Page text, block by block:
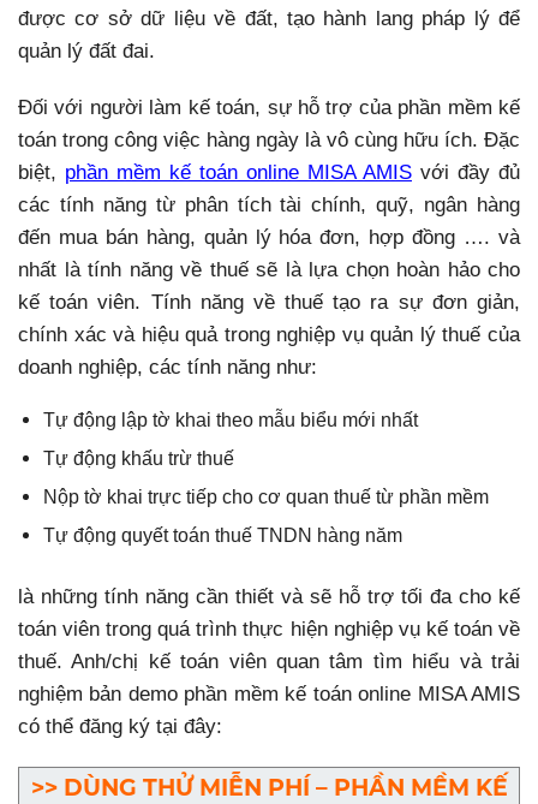
được cơ sở dữ liệu về đất, tạo hành lang pháp lý để
quản lý đất đai.
Đối với người làm kế toán, sự hỗ trợ của phần mềm kế
toán trong công việc hàng ngày là vô cùng hữu ích. Đặc
biệt, phần mềm kế toán online MISA AMIS với đầy đủ
các tính năng từ phân tích tài chính, quỹ, ngân hàng
đến mua bán hàng, quản lý hóa đơn, hợp đồng …. và
nhất là tính năng về thuế sẽ là lựa chọn hoàn hảo cho
kế toán viên. Tính năng về thuế tạo ra sự đơn giản,
chính xác và hiệu quả trong nghiệp vụ quản lý thuế của
doanh nghiệp, các tính năng như:
Tự động lập tờ khai theo mẫu biểu mới nhất
Tự động khấu trừ thuế
Nộp tờ khai trực tiếp cho cơ quan thuế từ phần mềm
Tự động quyết toán thuế TNDN hàng năm
là những tính năng cần thiết và sẽ hỗ trợ tối đa cho kế
toán viên trong quá trình thực hiện nghiệp vụ kế toán về
thuế. Anh/chị kế toán viên quan tâm tìm hiểu và trải
nghiệm bản demo phần mềm kế toán online MISA AMIS
có thể đăng ký tại đây:
>> DÙNG THỬ MIỄN PHÍ – PHẦN MỀM KẾ